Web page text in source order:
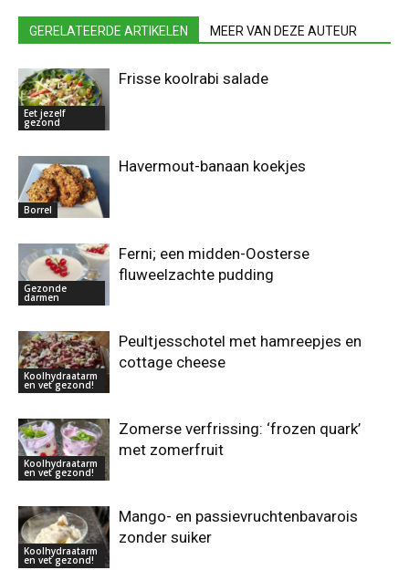
GERELATEERDE ARTIKELEN MEER VAN DEZE AUTEUR
Eet jezelf
gezond
Frisse koolrabi salade
Borrel
Havermout-banaan koekjes
Gezonde
darmen
Ferni; een midden-Oosterse
fluweelzachte pudding
Koolhydraatarm
en vet gezond!
Peultjesschotel met hamreepjes en
cottage cheese
Koolhydraatarm
en vet gezond!
Zomerse verfrissing: ‘frozen quark’
met zomerfruit
Koolhydraatarm
en vet gezond!
Mango- en passievruchtenbavarois
zonder suiker